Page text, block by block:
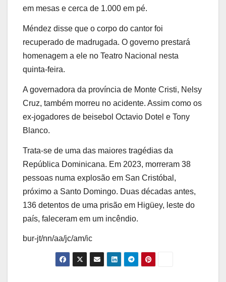
em mesas e cerca de 1.000 em pé.
Méndez disse que o corpo do cantor foi
recuperado de madrugada. O governo prestará
homenagem a ele no Teatro Nacional nesta
quinta-feira.
A governadora da província de Monte Cristi, Nelsy
Cruz, também morreu no acidente. Assim como os
ex-jogadores de beisebol Octavio Dotel e Tony
Blanco.
Trata-se de uma das maiores tragédias da
República Dominicana. Em 2023, morreram 38
pessoas numa explosão em San Cristóbal,
próximo a Santo Domingo. Duas décadas antes,
136 detentos de uma prisão em Higüey, leste do
país, faleceram em um incêndio.
bur-jt/nn/aa/jc/am/ic